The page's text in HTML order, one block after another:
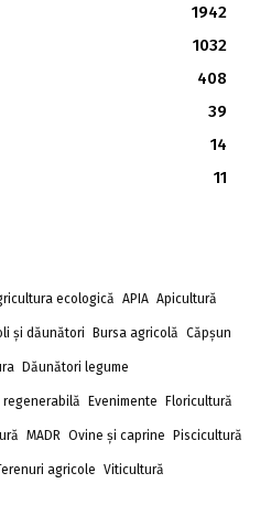
1942
1032
408
39
14
11
ecologică APIA Apicultură
și dăunători Bursa agricolă Căpșun
Dăunători legume
regenerabilă Evenimente Floricultură
MADR Ovine și caprine Piscicultură
agricole Viticultură